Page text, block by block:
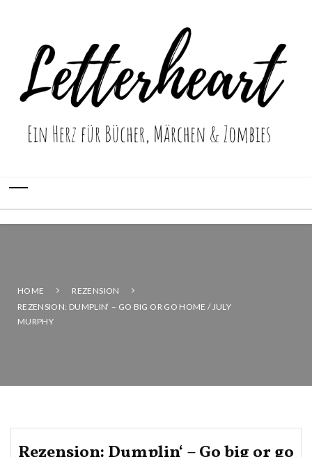
HOME
REZENSION
REZENSION: DUMPLIN‘ – GO BIG OR GO HOME / JULY
MURPHY